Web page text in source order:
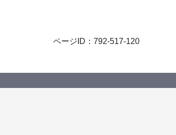
ページID：792-517-120